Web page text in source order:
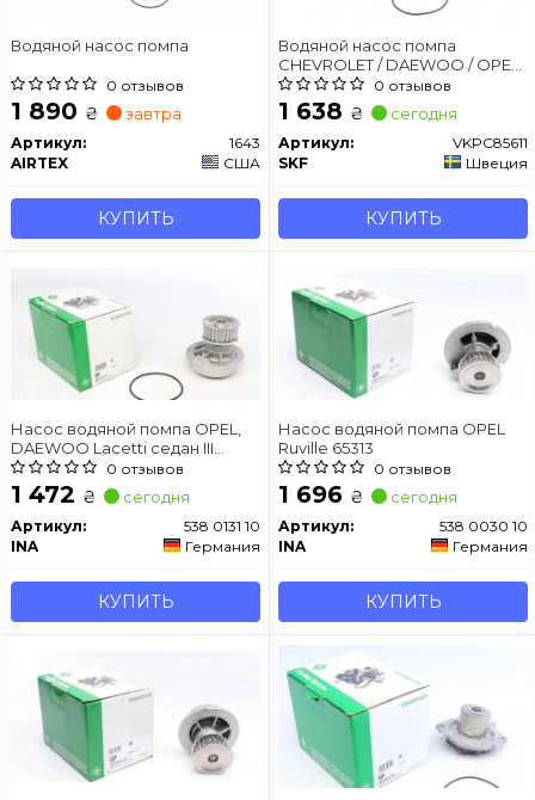
Водяной насос помпа
0 отзывов
1 890 ₴ завтра
Артикул:
1643
AIRTEX
США
КУПИТЬ
Водяной насос помпа
CHEVROLET / DAEWOO / OPEL
Captiva / Lacetti / Astra / Omega
1,7 / 2,4L 92 -
0 отзывов
1 638 ₴ сегодня
Артикул:
VKPC85611
SKF
Швеция
КУПИТЬ
Насос водяной помпа OPEL,
DAEWOO Lacetti седан III
(J200) 1.8 Ruville 65315
0 отзывов
1 472 ₴ сегодня
Артикул:
538 0131 10
INA
Германия
КУПИТЬ
Насос водяной помпа OPEL
Ruville 65313
0 отзывов
1 696 ₴ сегодня
Артикул:
538 0030 10
INA
Германия
КУПИТЬ